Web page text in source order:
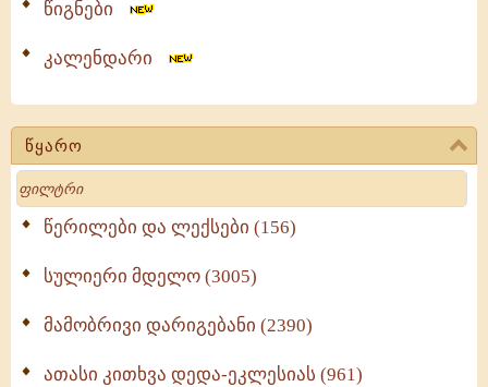
წიგნები
კალენდარი
წყარო
Search
წერილები და ლექსები (156)
სულიერი მდელო (3005)
მამობრივი დარიგებანი (2390)
ათასი კითხვა დედა-ეკლესიას (961)